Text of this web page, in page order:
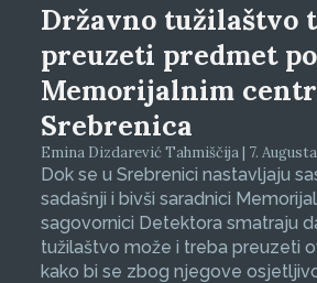
Državno tužilaštvo
preuzeti predmet
Memorijalnim
Srebrenica
Emina Dizdarević Tahmiščija | 7. Augusta
Dok se u Srebrenici nastavljaju
sadašnji i bivši saradnici
sagovornici Detektora smatraju
tužilaštvo može i treba preuzeti
kako bi se zbog njegove